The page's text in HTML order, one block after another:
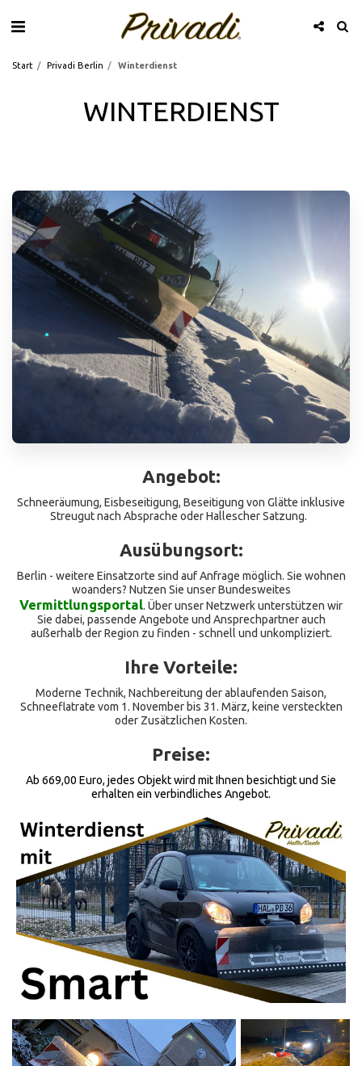
Start Privadi Berlin Winterdienst
WINTERDIENST
Angebot:
Schneeräumung, Eisbeseitigung, Beseitigung von Glätte inklusive
Streugut nach Absprache oder Hallescher Satzung.
Ausübungsort:
Berlin - weitere Einsatzorte sind auf Anfrage möglich. Sie wohnen
woanders? Nutzen Sie unser Bundesweites
Vermittlungsportal. Über unser Netzwerk unterstützen wir
Sie dabei, passende Angebote und Ansprechpartner auch
außerhalb der Region zu finden - schnell und unkompliziert.
Ihre Vorteile:
Moderne Technik, Nachbereitung der ablaufenden Saison,
Schneeflatrate vom 1. November bis 31. März, keine versteckten
oder Zusätzlichen Kosten.
Preise:
Ab 669,00 Euro, jedes Objekt wird mit Ihnen besichtigt und Sie
erhalten ein verbindliches Angebot.